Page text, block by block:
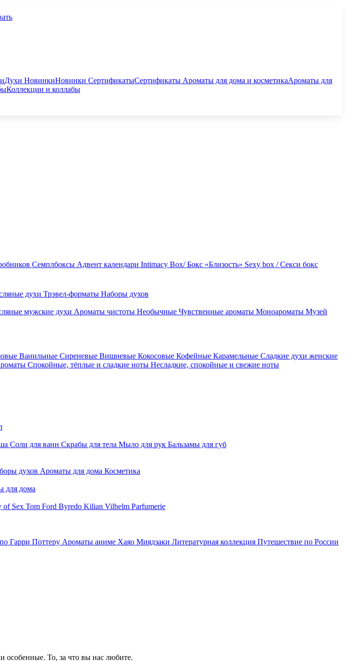
Духи НовинкиНовинки СертификатыСертификаты Ароматы для дома и косметикаАроматы для
Коллекции и коллабы
Семплбоксы Адвент календари Intimacy Box/ Бокс «Близость» Sexy box / Секси бокс
духи Трэвел-форматы Наборы духов
мужские духи Ароматы чистоты Необычные Чувственные ароматы Моноароматы Музей
Ванильные Сиреневые Вишневые Кокосовые Кофейные Карамельные Сладкие духи женские
Спокойные, тёплые и сладкие ноты Несладкие, спокойные и свежие ноты
Соли для ванн Скрабы для тела Мыло для рук Бальзамы для губ
духов Ароматы для дома Косметика
для дома
of Sex Tom Ford Byredo Kilian Vilhelm Parfumerie
Гарри Поттеру Ароматы аниме Хаяо Миядзаки Литературная коллекция Путешествие по России
То, за что вы нас любите.